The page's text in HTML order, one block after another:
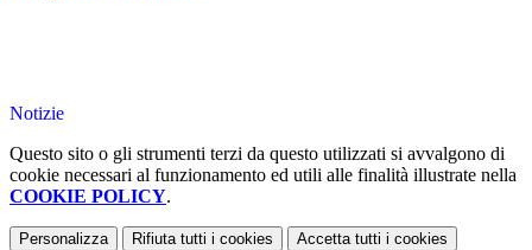
Notizie
Questo sito o gli strumenti terzi da questo utilizzati si avvalgono di
cookie necessari al funzionamento ed utili alle finalità illustrate nella
COOKIE POLICY.
Personalizza Rifiuta tutti i cookies Accetta tutti i cookies